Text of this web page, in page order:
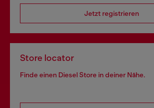
Jetzt registrieren
Store locator
Finde einen Diesel Store in deiner Nähe.